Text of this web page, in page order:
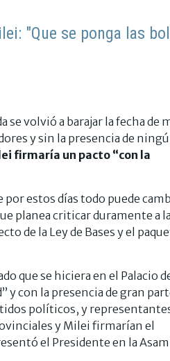
"Que se ponga las
se volvió a barajar la fecha de
y sin la presencia de
firmaría un pacto “con la
por estos días todo puede
planea criticar duramente a la
de la Ley de Bases y el
que se hiciera en el Palacio
y con la presencia de gran
políticos, y
y Milei firmarían el
el Presidente en la